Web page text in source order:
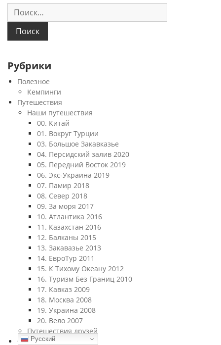
Найти:
Рубрики
Полезное
Кемпинги
Путешествия
Наши путешествия
00. Китай
01. Вокруг Турции
03. Большое Закавказье
04. Персидский залив 2020
05. Передний Восток 2019
06. Экс-Украина 2019
07. Памир 2018
08. Север 2018
09. За моря 2017
10. Атлантика 2016
11. Казахстан 2016
12. Балканы 2015
13. Закавазье 2013
14. ЕвроТур 2011
15. К Тихому Океану 2012
16. Туризм Без Границ 2010
17. Кавказ 2009
18. Москва 2008
19. Украина 2008
20. Вело 2007
Путешествия друзей
Фотографии
Русский